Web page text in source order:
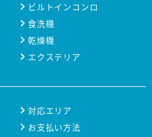
ビルトインコンロ
食洗機
乾燥機
エクステリア
対応エリア
お支払い方法